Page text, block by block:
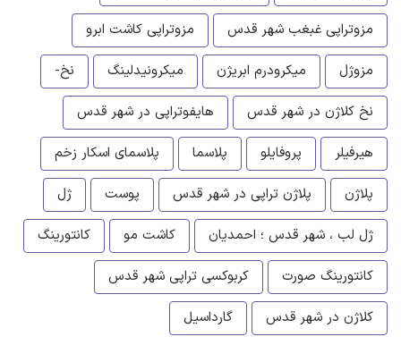
مزوتراپی غبغب شهر قدس
مزوتراپی کاشت ابرو
مزوژل
میکرودرم ابریژن میکرونیدلینگ
نخ-
نخ کلاژن در شهر قدس
هایفوتراپی در شهر قدس
هیرفیلر
پروفایلو پلاسما
پلاسمای اسکار زخم
پلاژن
پلاژن تراپی در شهر قدس پوست
ژل
ژل لب ، شهر قدس ؛ احمدیان
کاشت مو
کانتورینگ
کانتورینگ صورت
کربوکسی تراپی شهر قدس
کلاژن در شهر قدس
گارداسیل